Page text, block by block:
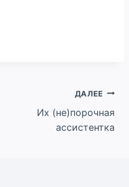
ДАЛЕЕ
Их (не)порочная
ассистентка